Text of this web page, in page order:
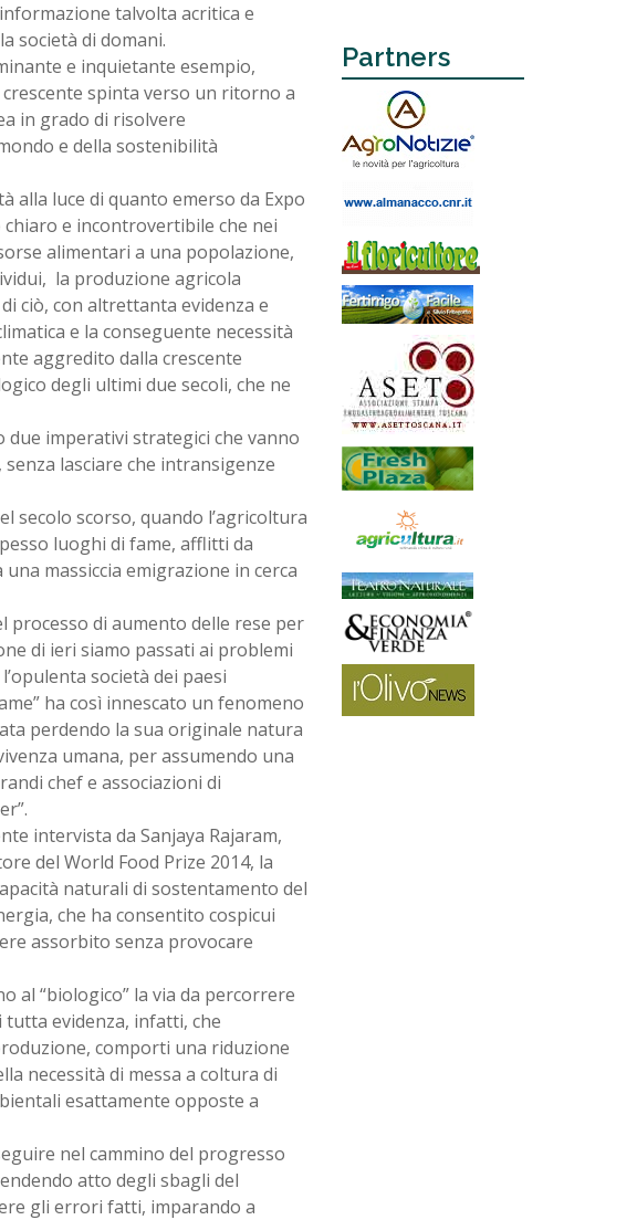
talvolta acritica e
società di domani.
e inquietante esempio,
spinta verso un ritorno a
in grado di risolvere
e della sostenibilità
alla luce di quanto emerso da Expo
e incontrovertibile che nei
alimentari a una popolazione,
la produzione agricola
ciò, con altrettanta evidenza e
e la conseguente necessità
aggredito dalla crescente
degli ultimi due secoli, che ne
due imperativi strategici che vanno
lasciare che intransigenze
secolo scorso, quando l’agricoltura
luoghi di fame, afflitti da
massiccia emigrazione in cerca
processo di aumento delle rese per
di ieri siamo passati ai problemi
società dei paesi
ha così innescato un fenomeno
perdendo la sua originale natura
umana, per assumendo una
chef e associazioni di
intervista da Sanjaya Rajaram,
del World Food Prize 2014, la
naturali di sostentamento del
che ha consentito cospicui
assorbito senza provocare
al “biologico” la via da percorrere
tutta evidenza, infatti, che
comporti una riduzione
necessità di messa a coltura di
esattamente opposte a
nel cammino del progresso
atto degli sbagli del
gli errori fatti, imparando a
Partners